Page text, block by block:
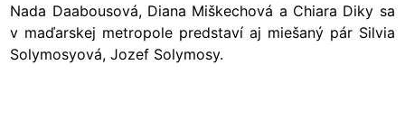
Nada Daabousová, Diana Miškechová a Chiara Diky sa
v maďarskej metropole predstaví aj miešaný pár Silvia
Solymosyová, Jozef Solymosy.